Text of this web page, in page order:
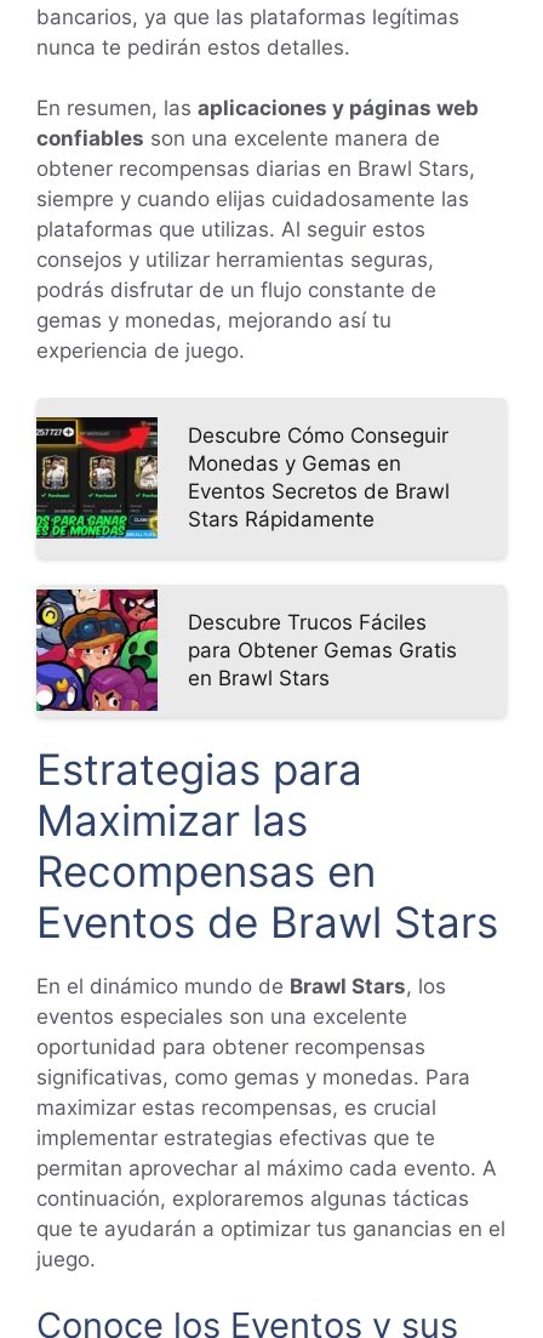
bancarios, ya que las plataformas legítimas
nunca te pedirán estos detalles.
En resumen, las aplicaciones y páginas web
confiables son una excelente manera de
obtener recompensas diarias en Brawl Stars,
siempre y cuando elijas cuidadosamente las
plataformas que utilizas. Al seguir estos
consejos y utilizar herramientas seguras,
podrás disfrutar de un flujo constante de
gemas y monedas, mejorando así tu
experiencia de juego.
Descubre Cómo Conseguir
Monedas y Gemas en
Eventos Secretos de Brawl
Stars Rápidamente
Descubre Trucos Fáciles
para Obtener Gemas Gratis
en Brawl Stars
Estrategias para
Maximizar las
Recompensas en
Eventos de Brawl Stars
En el dinámico mundo de Brawl Stars, los
eventos especiales son una excelente
oportunidad para obtener recompensas
significativas, como gemas y monedas. Para
maximizar estas recompensas, es crucial
implementar estrategias efectivas que te
permitan aprovechar al máximo cada evento. A
continuación, exploraremos algunas tácticas
que te ayudarán a optimizar tus ganancias en el
juego.
Conoce los Eventos y sus